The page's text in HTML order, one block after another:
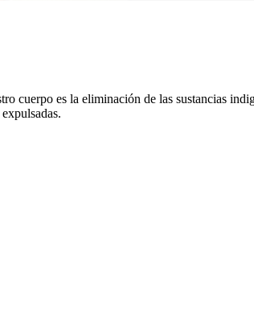
cuerpo es la eliminación de las sustancias